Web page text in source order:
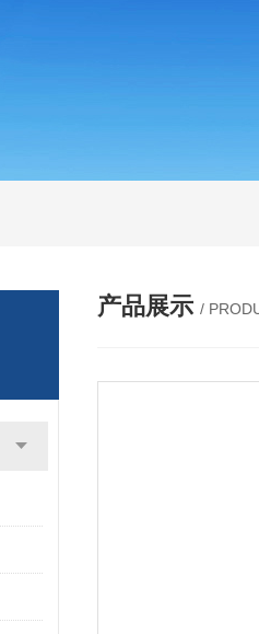
产品展示 /